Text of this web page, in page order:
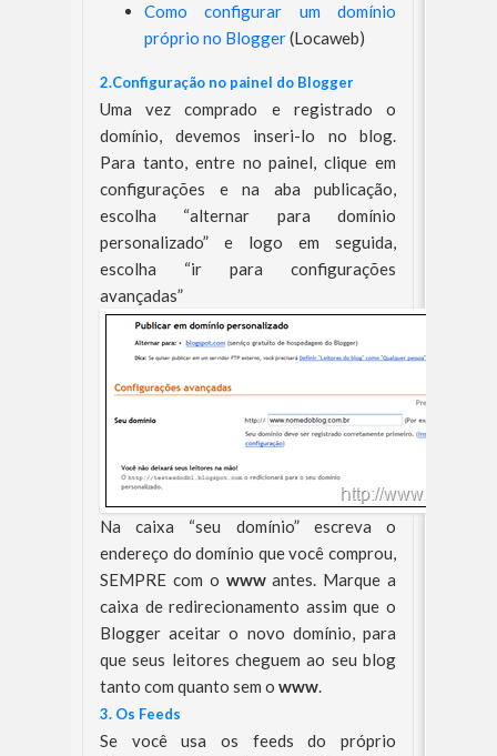
Como configurar um domínio
próprio no Blogger(Locaweb)
2.Configuração no painel do Blogger
Uma vez comprado e registrado o
domínio, devemos inseri-lo no blog.
Para tanto, entre no painel, clique em
configurações e na aba publicação,
escolha “alternar para domínio
personalizado” e logo em seguida,
escolha “ir para configurações
avançadas”
Na caixa “seu domínio” escreva o
endereço do domínio que você comprou,
SEMPRE com o wwwantes. Marque a
caixa de redirecionamento assim que o
Blogger aceitar o novo domínio, para
que seus leitores cheguem ao seu blog
tanto com quanto sem o www.
3. Os Feeds
Se você usa os feeds do próprio